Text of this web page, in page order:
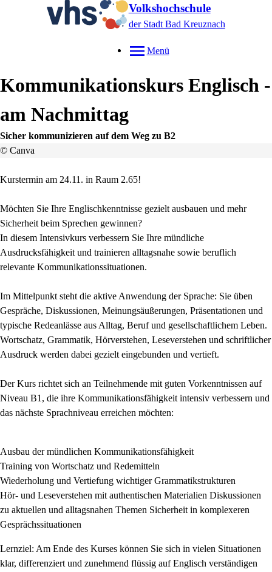
Volkshochschule
der Stadt Bad Kreuznach
Menü
Kommunikationskurs Englisch -
am Nachmittag
Sicher kommunizieren auf dem Weg zu B2
© Canva
Kurstermin am 24.11. in Raum 2.65!
Möchten Sie Ihre Englischkenntnisse gezielt ausbauen und mehr
Sicherheit beim Sprechen gewinnen?
In diesem Intensivkurs verbessern Sie Ihre mündliche
Ausdrucksfähigkeit und trainieren alltagsnahe sowie beruflich
relevante Kommunikationssituationen.
Im Mittelpunkt steht die aktive Anwendung der Sprache: Sie üben
Gespräche, Diskussionen, Meinungsäußerungen, Präsentationen und
typische Redeanlässe aus Alltag, Beruf und gesellschaftlichem Leben.
Wortschatz, Grammatik, Hörverstehen, Leseverstehen und schriftlicher
Ausdruck werden dabei gezielt eingebunden und vertieft.
Der Kurs richtet sich an Teilnehmende mit guten Vorkenntnissen auf
Niveau B1, die ihre Kommunikationsfähigkeit intensiv verbessern und
das nächste Sprachniveau erreichen möchten:
Ausbau der mündlichen Kommunikationsfähigkeit
Training von Wortschatz und Redemitteln
Wiederholung und Vertiefung wichtiger Grammatikstrukturen
Hör- und Leseverstehen mit authentischen Materialien Diskussionen
zu aktuellen und alltagsnahen Themen Sicherheit in komplexeren
Gesprächssituationen
Lernziel: Am Ende des Kurses können Sie sich in vielen Situationen
klar, differenziert und zunehmend flüssig auf Englisch verständigen